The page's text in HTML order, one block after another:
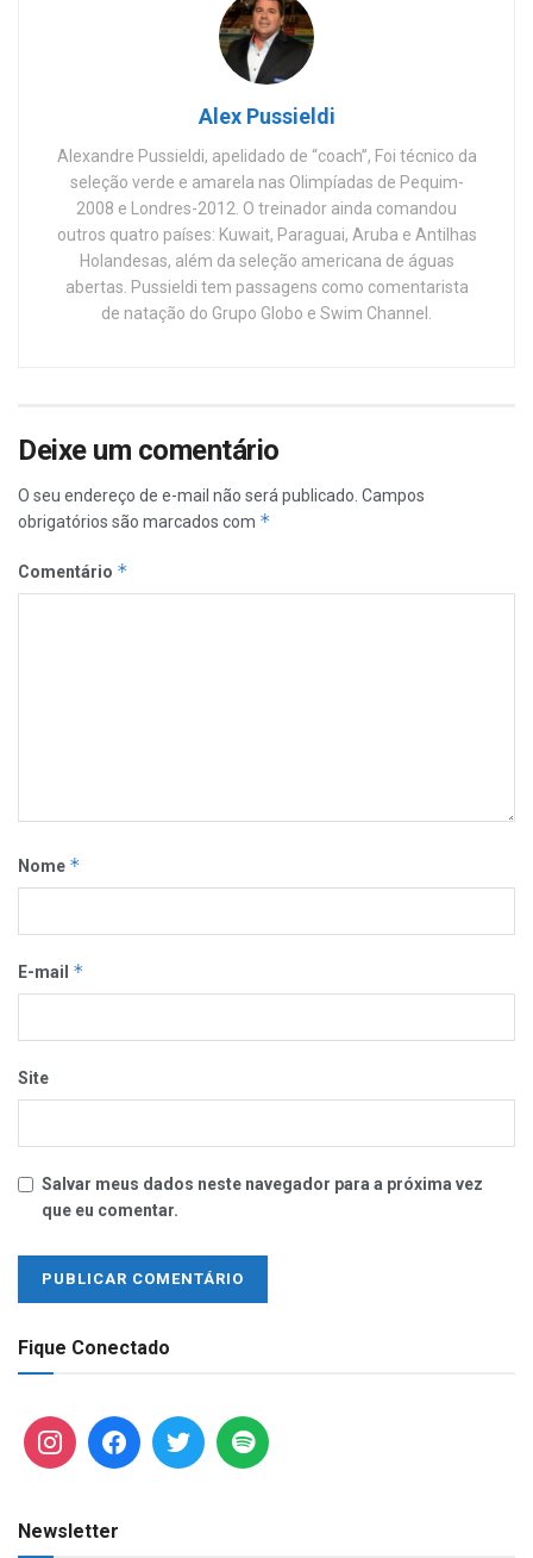
Alex Pussieldi
Alexandre Pussieldi, apelidado de “coach”, Foi técnico da
seleção verde e amarela nas Olimpíadas de Pequim-
2008 e Londres-2012. O treinador ainda comandou
outros quatro países: Kuwait, Paraguai, Aruba e Antilhas
Holandesas, além da seleção americana de águas
abertas. Pussieldi tem passagens como comentarista
de natação do Grupo Globo e Swim Channel.
Deixe um comentário
O seu endereço de e-mail não será publicado. Campos
obrigatórios são marcados com *
Comentário *
Nome *
E-mail *
Site
Salvar meus dados neste navegador para a próxima vez
que eu comentar.
Fique Conectado
Newsletter